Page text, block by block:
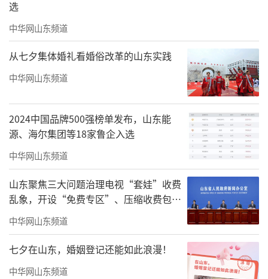
选
中华网山东频道
从七夕集体婚礼看婚俗改革的山东实践
中华网山东频道
2024中国品牌500强榜单发布，山东能
源、海尔集团等18家鲁企入选
中华网山东频道
山东聚焦三大问题治理电视“套娃”收费
乱象，开设“免费专区”、压缩收费包比
例70%以上
中华网山东频道
七夕在山东，婚姻登记还能如此浪漫！
中华网山东频道